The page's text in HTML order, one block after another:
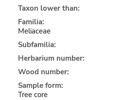
Taxon lower than:
Familia:
Meliaceae
Subfamilia:
Herbarium number:
Wood number:
Sample form:
Tree core